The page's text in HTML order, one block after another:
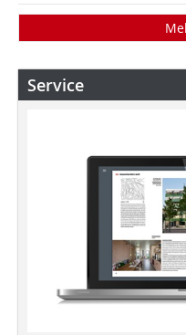
Service